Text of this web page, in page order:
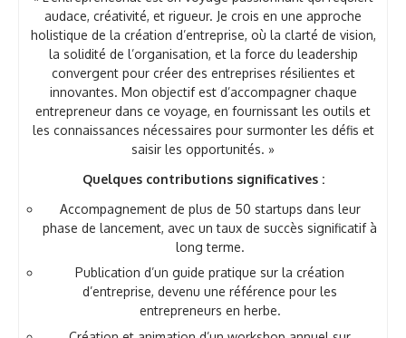
audace, créativité, et rigueur. Je crois en une approche
holistique de la création d’entreprise, où la clarté de vision,
la solidité de l’organisation, et la force du leadership
convergent pour créer des entreprises résilientes et
innovantes. Mon objectif est d’accompagner chaque
entrepreneur dans ce voyage, en fournissant les outils et
les connaissances nécessaires pour surmonter les défis et
saisir les opportunités. »
Quelques contributions significatives :
Accompagnement de plus de 50 startups dans leur
phase de lancement, avec un taux de succès significatif à
long terme.
Publication d’un guide pratique sur la création
d’entreprise, devenu une référence pour les
entrepreneurs en herbe.